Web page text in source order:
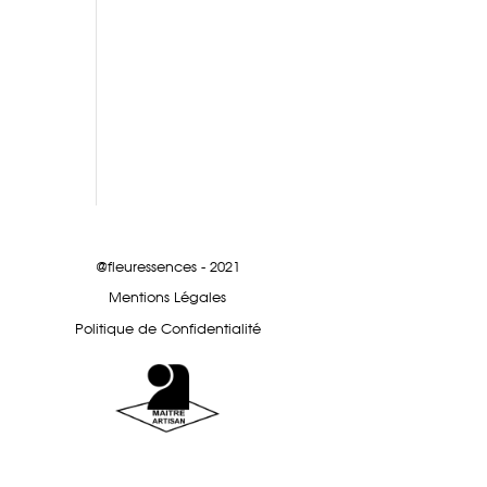
@fleuressences - 2021
Mentions Légales
Politique de Confidentialité